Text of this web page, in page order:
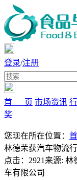
登录/注册
首 页 市场资讯
奖
您现在所在位置：
林德荣获汽车物流
点击：2921 来源: 林
车有限公司